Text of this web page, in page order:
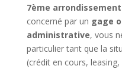
7ème arrondissement
concerné par un gage
administrative, vous
particulier tant que la
(crédit en cours,